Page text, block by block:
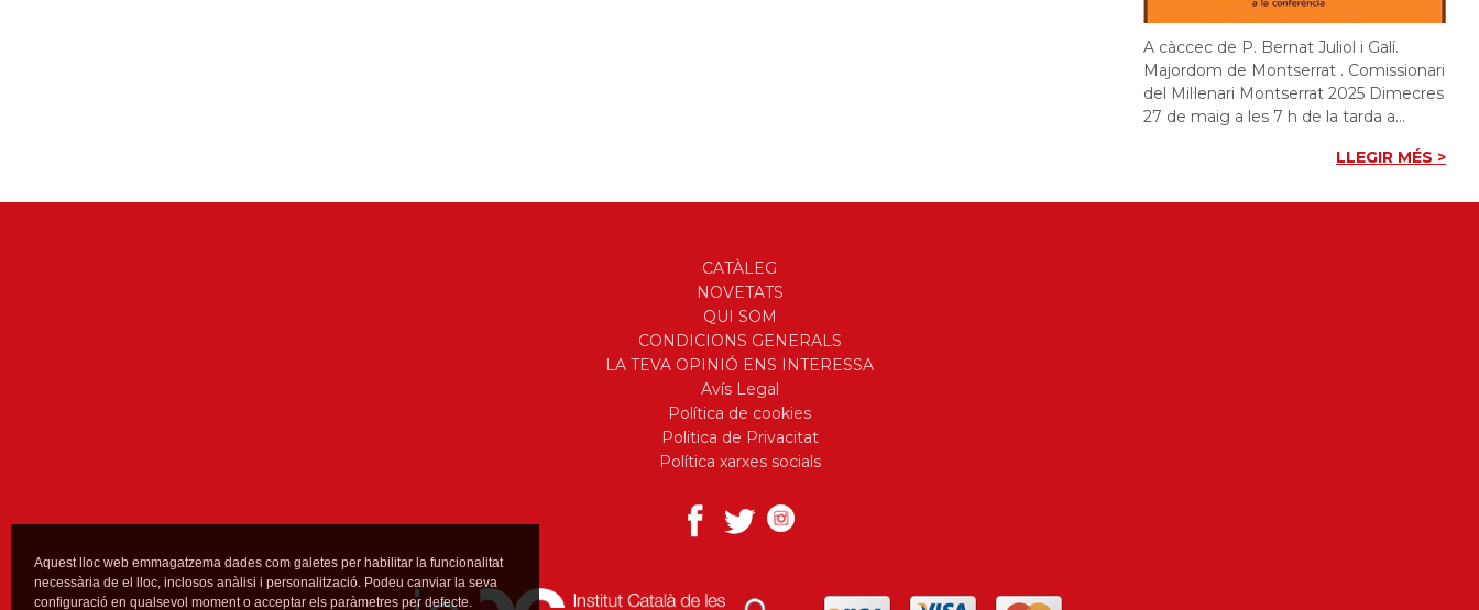
A càccec de P. Bernat Juliol i Galí.
Majordom de Montserrat . Comissionari
del Mil·lenari Montserrat 2025 Dimecres
27 de maig a les 7 h de la tarda a...
LLEGIR MÉS >
CATÀLEG
NOVETATS
QUI SOM
CONDICIONS GENERALS
LA TEVA OPINIÓ ENS INTERESSA
Avís Legal
Política de cookies
Politica de Privacitat
Política xarxes socials
Aquest lloc web emmagatzema dades com galetes per habilitar la funcionalitat
necessària de el lloc, inclosos anàlisi i personalització. Podeu canviar la seva
configuració en qualsevol moment o acceptar els paràmetres per defecte.